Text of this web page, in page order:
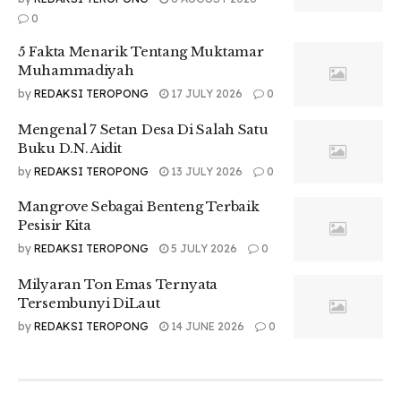
cek fakta dengan cekfakta.com yang diinisiasi oleh berbagai
informasi yang diterima masyarakat, termasuk informasi
saat Pilkada berlangsung.
0
5 Fakta Menarik Tentang Muktamar
Muhammadiyah
by REDAKSI TEROPONG 17 JULY 2026 0
Mengenal 7 Setan Desa Di Salah Satu
Buku D.N. Aidit
by REDAKSI TEROPONG 13 JULY 2026 0
Mangrove Sebagai Benteng Terbaik
Pesisir Kita
by REDAKSI TEROPONG 5 JULY 2026 0
Milyaran Ton Emas Ternyata
Tersembunyi DiLaut
by REDAKSI TEROPONG 14 JUNE 2026 0